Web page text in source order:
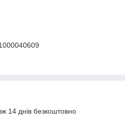
14 днів безкоштовно